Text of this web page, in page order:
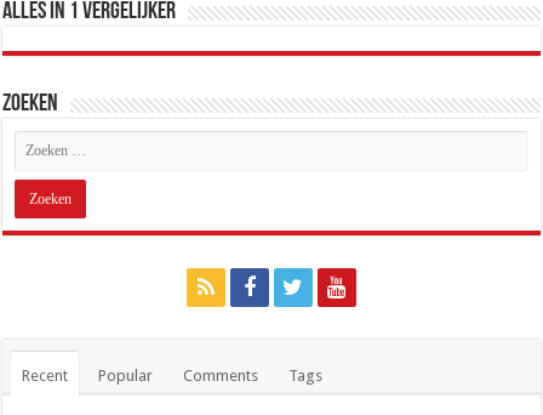
Alles in 1 Vergelijker
Zoeken
Recent Popular Comments Tags